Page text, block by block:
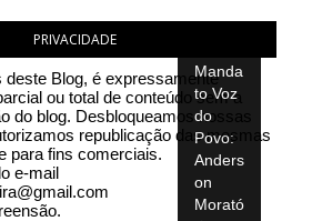
PRIVACIDADE
deste Blog, é expressamente
ou total de conteúdo sem a
do blog. Desbloqueamos nossas
republicação das mesmas
para fins comerciais.
e-mail